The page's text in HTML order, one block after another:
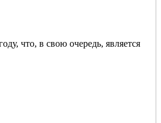
что, в свою очередь, является